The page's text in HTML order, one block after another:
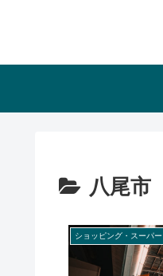
八尾市
ショッピング・スーパー